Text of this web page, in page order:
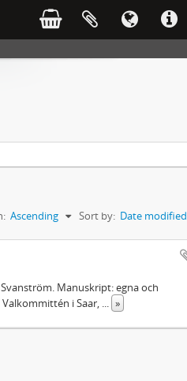
Sort by: Date modified
Ascending
Manuskript: egna och
i Saar,
»